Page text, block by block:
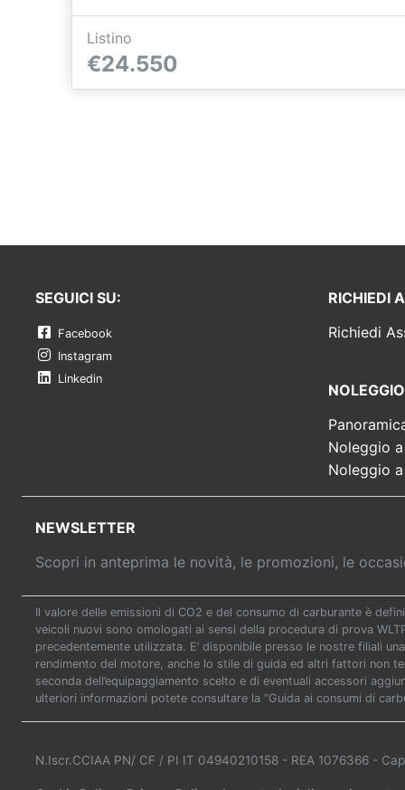
Listino
€24.550
SEGUICI SU:
Facebook
Instagram
Linkedin
RICHIEDI
Richiedi
NOLEGGIO
Noleggio
Noleggio
NEWSLETTER
Scopri in anteprima le novità, le promozioni, le
Il valore delle emissioni di CO2 e del consumo di carburante è
veicoli nuovi sono omologati ai sensi della procedura di prova
precedentemente utilizzata. E’ disponibile presso le nostre filiali
rendimento del motore, anche lo stile di guida ed altri fattori non
seconda dell’equipaggiamento scelto e di eventuali accessori
ulteriori informazioni potete consultare la “Guida ai consumi di
N.Iscr.CCIAA PN/ CF / PI IT 04940210158 - REA 1076366 -